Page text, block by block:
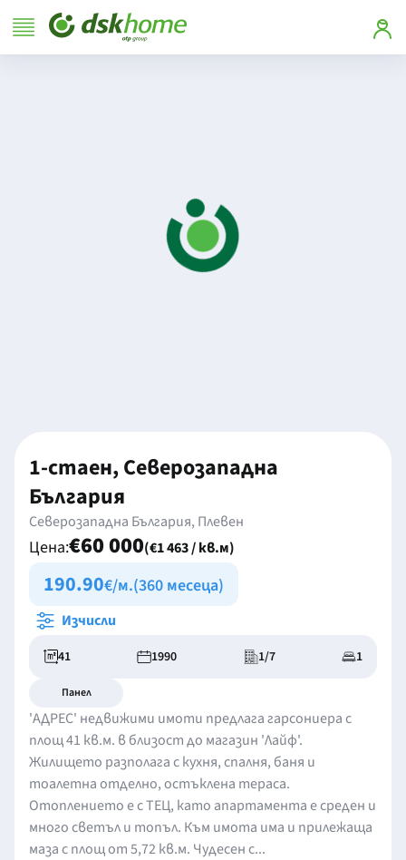
1-стаен, Северозападна
България
Северозападна България, Плевен
Цена:€60 000(€1 463 / кв.м)
190.90€/м.(360 месеца)
Изчисли
41 1990 1/7 1
Панел
'АДРЕС' недвижими имоти предлага гарсониера с
площ 41 кв.м. в близост до магазин 'Лайф'.
Жилището разполага с кухня, спалня, баня и
тоалетна отделно, остъклена тераса.
Отоплението е с ТЕЦ, като апартамента е среден и
много светъл и топъл. Към имота има и прилежаща
маза с площ от 5,72 кв.м. Чудесен с...